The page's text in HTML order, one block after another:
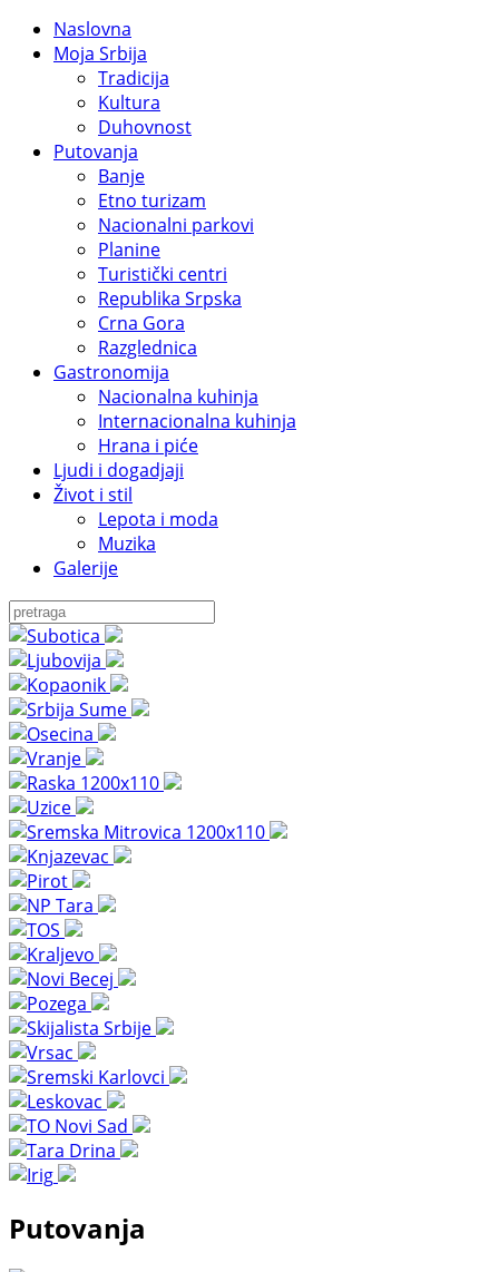
Naslovna
Moja Srbija
Tradicija
Kultura
Duhovnost
Putovanja
Banje
Etno turizam
Nacionalni parkovi
Planine
Turistički centri
Republika Srpska
Crna Gora
Razglednica
Gastronomija
Nacionalna kuhinja
Internacionalna kuhinja
Hrana i piće
Ljudi i dogadjaji
Život i stil
Lepota i moda
Muzika
Galerije
Putovanja